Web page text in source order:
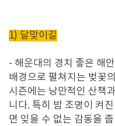
1) 달맞이길
- 해운대의 경치 좋은 해
배경으로 펼쳐지는 벚꽃
시즌에는 낭만적인 산책
니다. 특히 밤 조명이 켜
면 잊을 수 없는 감동을